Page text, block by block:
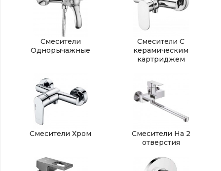
Смесители
Однорычажные
Смесители С
керамическим
картриджем
Смесители Хром
Смесители На 2
отверстия